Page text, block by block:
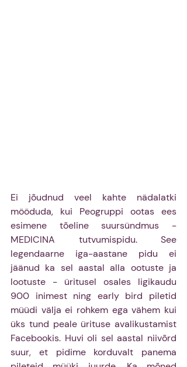
Ei jõudnud veel kahte nädalatki
mööduda, kui Peogruppi ootas ees
esimene tõeline suursündmus -
MEDICINA tutvumispidu. See
legendaarne iga-aastane pidu ei
jäänud ka sel aastal alla ootuste ja
lootuste - üritusel osales ligikaudu
900 inimest ning early bird piletid
müüdi välja ei rohkem ega vähem kui
üks tund peale ürituse avalikustamist
Facebookis. Huvi oli sel aastal niivõrd
suur, et pidime korduvalt panema